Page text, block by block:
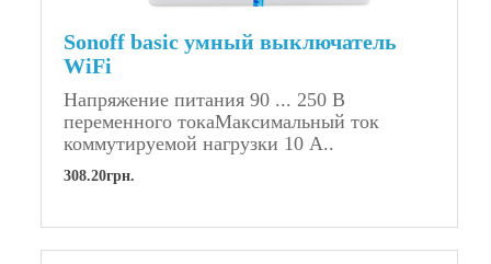
Sonoff basic умный выключатель
WiFi
Напряжение питания 90 ... 250 В
переменного токаМаксимальный ток
коммутируемой нагрузки 10 А..
308.20грн.